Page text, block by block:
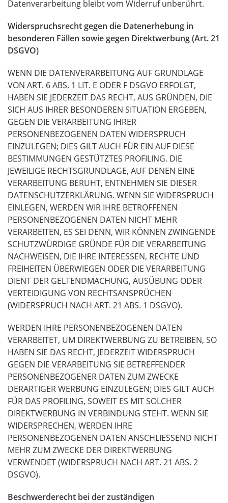
Datenverarbeitung bleibt vom Widerruf unberührt.
Widerspruchsrecht gegen die Datenerhebung in
besonderen Fällen sowie gegen Direktwerbung (Art. 21
DSGVO)
WENN DIE DATENVERARBEITUNG AUF GRUNDLAGE
VON ART. 6ABS. 1 LIT. E ODER F DSGVO ERFOLGT,
HABEN SIE JEDERZEIT DAS RECHT, AUS GRÜNDEN, DIE
SICH AUS IHRER BESONDEREN SITUATION ERGEBEN,
GEGEN DIE VERARBEITUNG IHRER
PERSONENBEZOGENEN DATEN WIDERSPRUCH
EINZULEGEN; DIES GILTAUCH FÜR EIN AUF DIESE
BESTIMMUNGEN GESTÜTZTES PROFILING. DIE
JEWEILIGE RECHTSGRUNDLAGE, AUF DENEN EINE
VERARBEITUNG BERUHT, ENTNEHMEN SIE DIESER
DATENSCHUTZERKLÄRUNG. WENN SIE WIDERSPRUCH
EINLEGEN, WERDEN WIR IHRE BETROFFENEN
PERSONENBEZOGENEN DATEN NICHT MEHR
VERARBEITEN, ES SEI DENN, WIR KÖNNEN ZWINGENDE
SCHUTZWÜRDIGE GRÜNDE FÜR DIE VERARBEITUNG
NACHWEISEN, DIE IHRE INTERESSEN, RECHTE UND
FREIHEITEN ÜBERWIEGEN ODER DIE VERARBEITUNG
DIENT DER GELTENDMACHUNG, AUSÜBUNG ODER
VERTEIDIGUNG VON RECHTSANSPRÜCHEN
(WIDERSPRUCH NACH ART. 21 ABS. 1 DSGVO).
WERDEN IHRE PERSONENBEZOGENEN DATEN
VERARBEITET, UM DIREKTWERBUNG ZU BETREIBEN, SO
HABEN SIE DAS RECHT, JEDERZEITWIDERSPRUCH
GEGEN DIE VERARBEITUNG SIE BETREFFENDER
PERSONENBEZOGENER DATEN ZUM ZWECKE
DERARTIGERWERBUNG EINZULEGEN; DIES GILTAUCH
FÜR DAS PROFILING, SOWEIT ES MITSOLCHER
DIREKTWERBUNG IN VERBINDUNG STEHT. WENN SIE
WIDERSPRECHEN, WERDEN IHRE
PERSONENBEZOGENEN DATEN ANSCHLIESSEND NICHT
MEHRZUM ZWECKE DER DIREKTWERBUNG
VERWENDET(WIDERSPRUCH NACH ART. 21 ABS. 2
DSGVO).
Beschwerderecht bei der zuständigen